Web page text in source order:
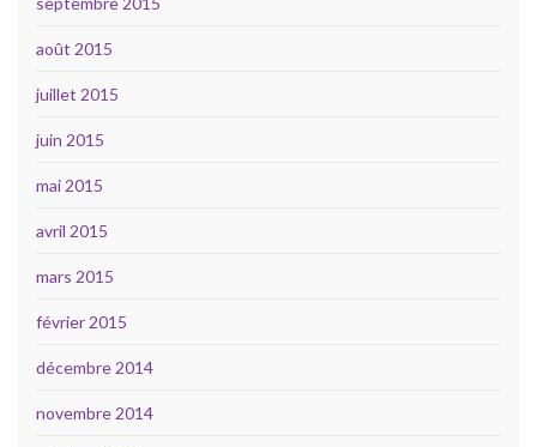
août 2015
juillet 2015
juin 2015
mai 2015
avril 2015
mars 2015
février 2015
décembre 2014
novembre 2014